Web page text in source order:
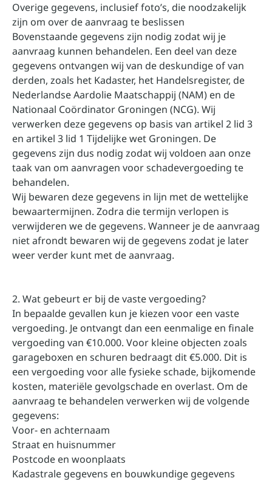
Overige gegevens, inclusief foto’s, die noodzakelijk
zijn om over de aanvraag te beslissen
Bovenstaande gegevens zijn nodig zodat wij je
aanvraag kunnen behandelen. Een deel van deze
gegevens ontvangen wij van de deskundige of van
derden, zoals het Kadaster, het Handelsregister, de
Nederlandse Aardolie Maatschappij (NAM) en de
Nationaal Coördinator Groningen (NCG). Wij
verwerken deze gegevens op basis van artikel 2 lid 3
en artikel 3 lid 1 Tijdelijke wet Groningen. De
gegevens zijn dus nodig zodat wij voldoen aan onze
taak van om aanvragen voor schadevergoeding te
behandelen.
Wij bewaren deze gegevens in lijn met de wettelijke
bewaartermijnen. Zodra die termijn verlopen is
verwijderen we de gegevens. Wanneer je de aanvraag
niet afrondt bewaren wij de gegevens zodat je later
weer verder kunt met de aanvraag.
2. Wat gebeurt er bij de vaste vergoeding?
In bepaalde gevallen kun je kiezen voor een vaste
vergoeding. Je ontvangt dan een eenmalige en finale
vergoeding van €10.000. Voor kleine objecten zoals
garageboxen en schuren bedraagt dit €5.000. Dit is
een vergoeding voor alle fysieke schade, bijkomende
kosten, materiële gevolgschade en overlast. Om de
aanvraag te behandelen verwerken wij de volgende
gegevens:
Voor- en achternaam
Straat en huisnummer
Postcode en woonplaats
Kadastrale gegevens en bouwkundige gegevens